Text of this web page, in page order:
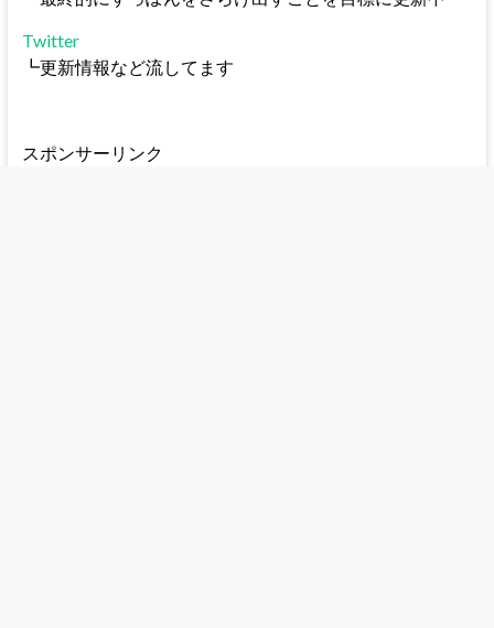
Twitter
┗更新情報など流してます
スポンサーリンク